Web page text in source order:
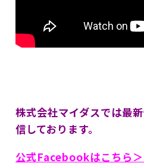
株式会社マイダスでは最
信しております。
公式Facebookはこちら